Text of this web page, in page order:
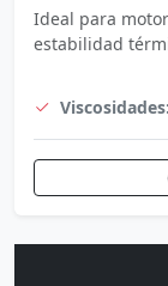
Ideal para
estabilidad
Viscosidades: